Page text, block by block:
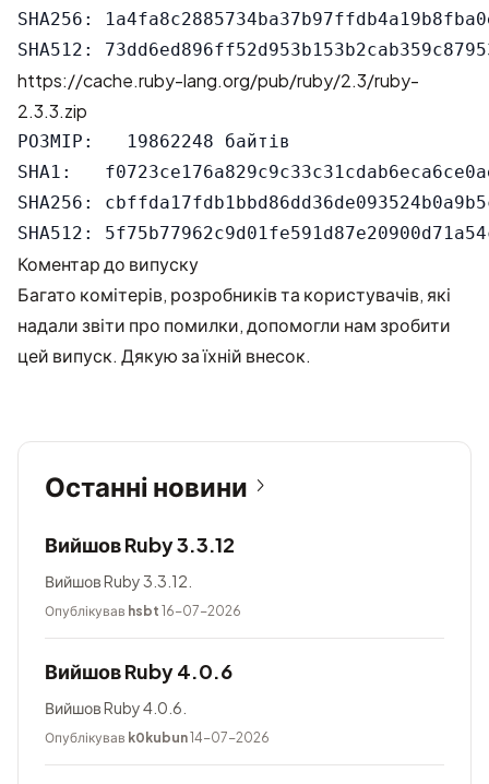
SHA256:
https://cache.ruby-lang.org/pub/ruby/2.3/ruby-
2.3.3.zip
РОЗМІР:   19862248 байтів
SHA1:
SHA256:
Коментар до випуску
Багато комітерів, розробників та користувачів, які
надали звіти про помилки, допомогли нам зробити
цей випуск. Дякую за їхній внесок.
Останні новини
Вийшов Ruby 3.3.12
Вийшов Ruby 3.3.12.
Опублікував hsbt 16-07-2026
Вийшов Ruby 4.0.6
Вийшов Ruby 4.0.6.
Опублікував k0kubun14-07-2026